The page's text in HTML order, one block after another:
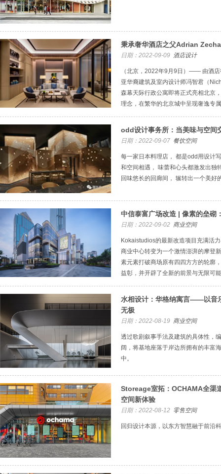
秉承奢华酒店之父Adrian
日期：2022-09-09 酒店设计
（北京，2022年9月9日）—— 由酒
亚华裔建筑及室内设计师冯智君（
森幕天际行政公寓即将正式亮相北京
理念，在繁华的北京城中呈现奢逸专
odd设计事务所：当美味与空间
日期：2022-09-07 餐饮空间
每一家日本料理店， 都是odd用设计
和空间相遇， 味蕾和心头都激发出独
回味悠长的回廊间， 辗转出一个美好
中信泰富广场改造 | 像素的垒砌
日期：2022-09-02 商业空间
Kokaistudios的最新改造项目充满活
商业中心转变为一个激情澎湃的摩登
素元素打破商场原有四四方方的轮廓
益彰，并开辟了全新的前景与无限可
水相设计：华格纳寓言——以音
无极
日期：2022-08-19 商业空间
透过歌剧叙事手法及建筑的具体性，
阔，将基地座落于岸边所拥有的丰富
中。
Storeage室拓：OCHAMA全渠
空间新体验
日期：2022-08-12 零售空间
回归设计本源，以东方智慧融于前沿